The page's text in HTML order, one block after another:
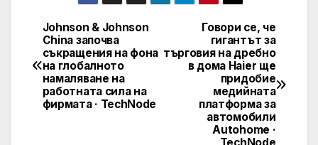
Post
navigation
Говори се, че
гигантът за
търговия на дребно
в дома Haier ще
придобие
медийната
платформа за
автомобили
Autohome ·
Johnson & Johnson
China започва
съкращения на фона
на глобалното
намаляване на
работната сила на
фирмата · TechNode